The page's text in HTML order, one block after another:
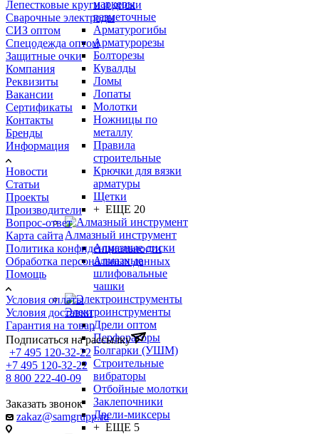
маркеры
разметочные
Арматурогибы
Арматурорезы
Болторезы
Кувалды
Ломы
Лопаты
Молотки
Ножницы по
металлу
Правила
строительные
Крючки для вязки
арматуры
Щетки
+ ЕЩЕ 20
Алмазный инструмент
Алмазные диски
Алмазные
шлифовальные
чашки
Электроинструменты
Дрели оптом
Перфораторы
Болгарки (УШМ)
Строительные
вибраторы
Отбойные молотки
Заклепочники
Дрели-миксеры
+ ЕЩЕ 5
Лепестковые круги и диски
Сварочные электроды
СИЗ оптом
Спецодежда оптом
Защитные очки
Компания
Реквизиты
Вакансии
Сертификаты
Контакты
Бренды
Информация
Новости
Статьи
Проекты
Производители
Вопрос-ответ
Карта сайта
Политика конфиденциальности
Обработка персональных данных
Помощь
Условия оплаты
Условия доставки
Гарантия на товар
Подписаться на рассылку
+7 495 120-32-22
+7 495 120-32-22
8 800 222-40-09
Заказать звонок
zakaz@samgrupp.ru